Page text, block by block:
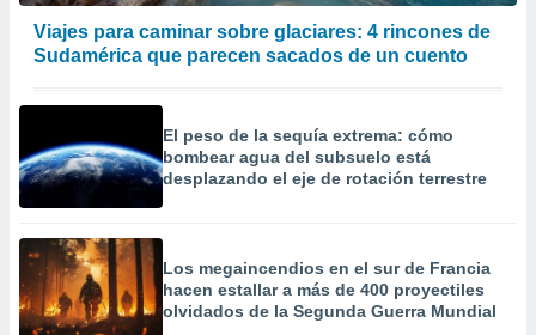
Viajes para caminar sobre glaciares: 4 rincones de
Sudamérica que parecen sacados de un cuento
El peso de la sequía extrema: cómo
bombear agua del subsuelo está
desplazando el eje de rotación terrestre
Los megaincendios en el sur de Francia
hacen estallar a más de 400 proyectiles
olvidados de la Segunda Guerra Mundial